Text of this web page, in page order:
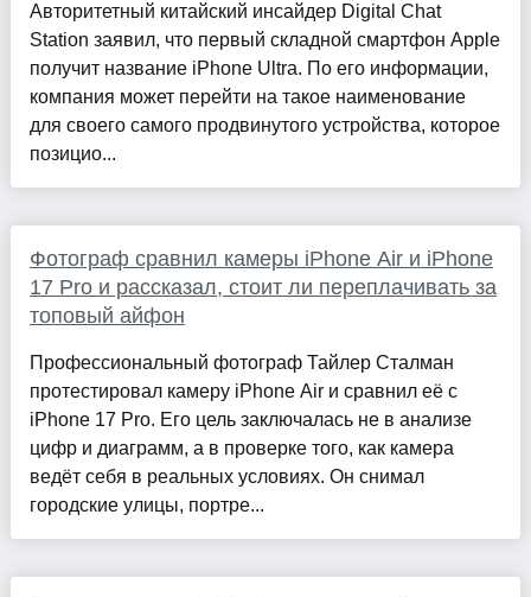
Авторитетный китайский инсайдер Digital Chat
Station заявил, что первый складной смартфон Apple
получит название iPhone Ultra. По его информации,
компания может перейти на такое наименование
для своего самого продвинутого устройства, которое
позицио...
Фотограф сравнил камеры iPhone Air и iPhone
17 Pro и рассказал, стоит ли переплачивать за
топовый айфон
Профессиональный фотограф Тайлер Сталман
протестировал камеру iPhone Air и сравнил её с
iPhone 17 Pro. Его цель заключалась не в анализе
цифр и диаграмм, а в проверке того, как камера
ведёт себя в реальных условиях. Он снимал
городские улицы, портре...